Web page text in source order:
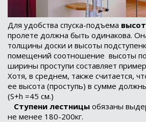
Для удобства спуска-подъема
пролете должна быть одинакова.
толщины доски и высоты
помещений соотношение высоты
ширины проступи составляет
Хотя, в среднем, также считается,
ее высота (проступь) в сумме
(S+h =45 см.)
Ступени лестницы обязаны
не менее 180-200кг.